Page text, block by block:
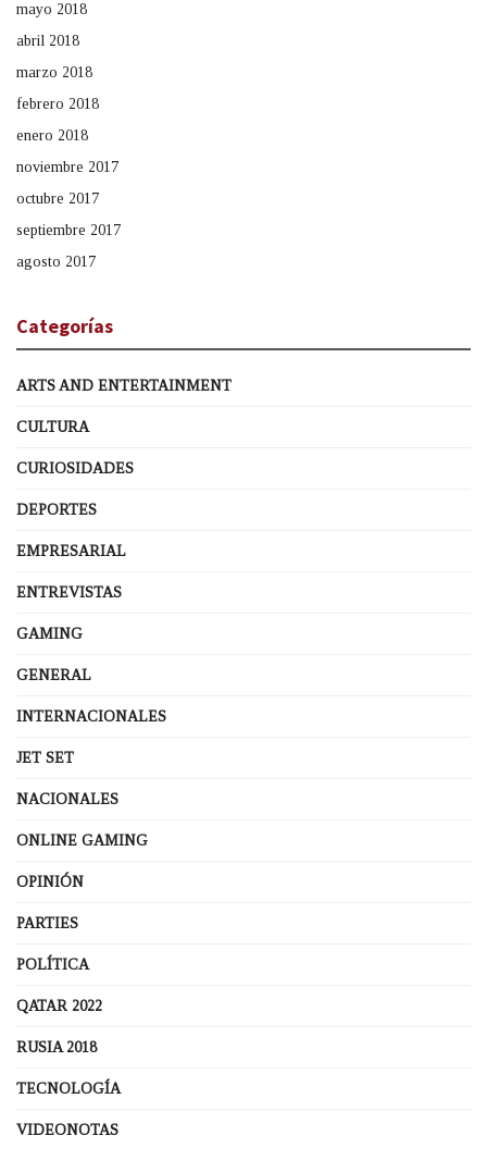
mayo 2018
abril 2018
marzo 2018
febrero 2018
enero 2018
noviembre 2017
octubre 2017
septiembre 2017
agosto 2017
Categorías
ARTS AND ENTERTAINMENT
CULTURA
CURIOSIDADES
DEPORTES
EMPRESARIAL
ENTREVISTAS
GAMING
GENERAL
INTERNACIONALES
JET SET
NACIONALES
ONLINE GAMING
OPINIÓN
PARTIES
POLÍTICA
QATAR 2022
RUSIA 2018
TECNOLOGÍA
VIDEONOTAS